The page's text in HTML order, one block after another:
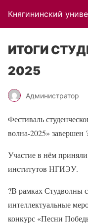
Княгининский
ИТОГИ
2025
Администратор
Фестиваль
волна-2025» завершен
Участие в нём
институтов НГИЭУ.
?В рамках Студволны
интеллектуальные
конкурс «Песни